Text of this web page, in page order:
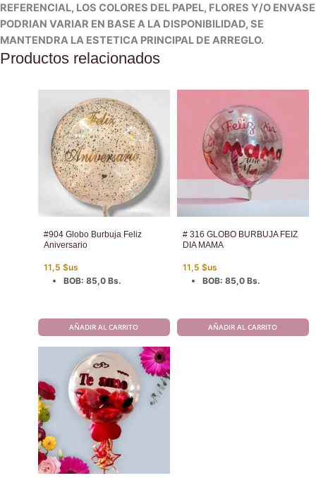
REFERENCIAL, LOS COLORES DEL PAPEL, FLORES Y/O ENVASE
PODRIAN VARIAR EN BASE A LA DISPONIBILIDAD, SE
MANTENDRA LA ESTETICA PRINCIPAL DE ARREGLO.
Productos relacionados
#904 Globo Burbuja Feliz
Aniversario
11,5 $us
BOB: 85,0 Bs.
AÑADIR AL CARRITO
# 316 GLOBO BURBUJA FEIZ
DIA MAMA
11,5 $us
BOB: 85,0 Bs.
AÑADIR AL CARRITO